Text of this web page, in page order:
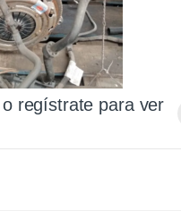
regístrate para ver